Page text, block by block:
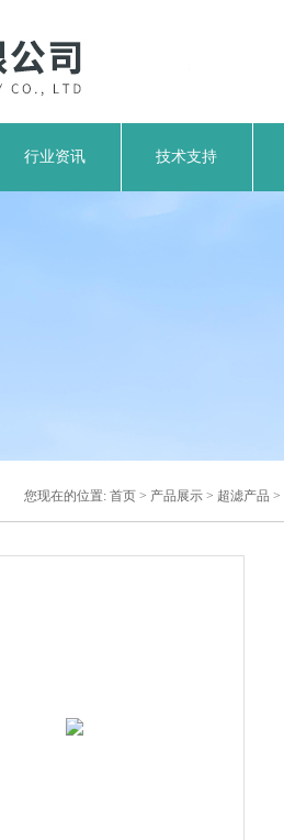
行业资讯 技术支持
您现在的位置: 首页 > 产品展示 > 超滤产品 >